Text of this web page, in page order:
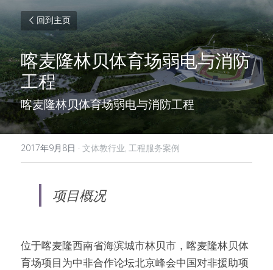
回到主页
喀麦隆林贝体育场弱电与消防
工程
喀麦隆林贝体育场弱电与消防工程
2017年9月8日 · 文体教行业, 工程服务案例
项目概况
位于喀麦隆西南省海滨城市林贝市，喀麦隆林贝体
育场项目为中非合作论坛北京峰会中国对非援助项